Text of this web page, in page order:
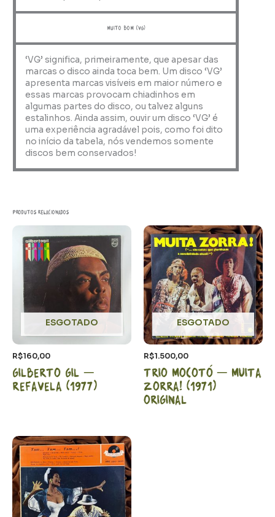
muito bom (VG)
‘VG’ significa, primeiramente, que apesar das
marcas o disco ainda toca bem. Um disco ‘VG’
apresenta marcas visíveis em maior número e
essas marcas provocam chiadinhos em
algumas partes do disco, ou talvez alguns
estalinhos. Ainda assim, ouvir um disco ‘VG’ é
uma experiência agradável pois, como foi dito
no início da tabela, nós vendemos somente
discos bem conservados!
Produtos relacionados
ESGOTADO
R$160,00
Gilberto Gil –
Refavela (1977)
ESGOTADO
R$1.500,00
Trio Mocotó – Muita
Zorra! (1971)
Original